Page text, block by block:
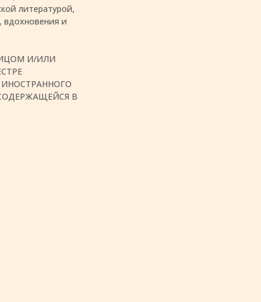
литературой,
вдохновения и
И/ИЛИ
ИНОСТРАННОГО
В